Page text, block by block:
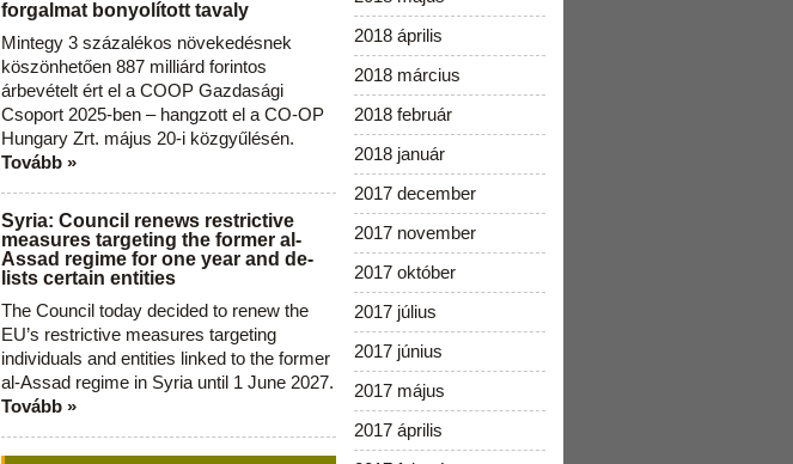
forgalmat bonyolított tavaly
Mintegy 3 százalékos növekedésnek
köszönhetően 887 milliárd forintos
árbevételt ért el a COOP Gazdasági
Csoport 2025-ben – hangzott el a CO-OP
Hungary Zrt. május 20-i közgyűlésén.
Tovább »
Syria: Council renews restrictive
measures targeting the former al-
Assad regime for one year and de-
lists certain entities
The Council today decided to renew the
EU’s restrictive measures targeting
individuals and entities linked to the former
al-Assad regime in Syria until 1 June 2027.
Tovább »
2018 április
2018 március
2018 február
2018 január
2017 december
2017 november
2017 október
2017 július
2017 június
2017 május
2017 április